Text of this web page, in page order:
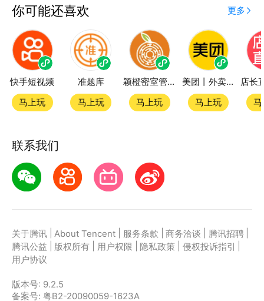
你可能还喜欢 更多
快手短视频
马上玩
准题库
马上玩
颖橙密室管家SmartOrange
马上玩
美团丨外卖团购特价美食酒店电影
马上玩
联系我们
关于腾讯 About Tencent 服务条款 商务洽谈 腾讯招聘
腾讯公益
版权所有 用户权限 隐私政策 侵权投诉指引
用户协议
版本号: 9.2.5
备案号: 粤B2-20090059-1623A